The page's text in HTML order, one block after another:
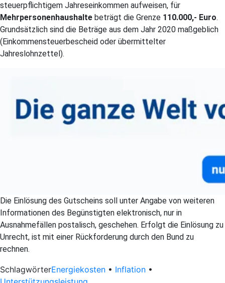
steuerpflichtigem Jahreseinkommen aufweisen, für
Mehrpersonenhaushalte beträgt die Grenze 110.000,- Euro.
Grundsätzlich sind die Beträge aus dem Jahr 2020 maßgeblich
(Einkommensteuerbescheid oder übermittelter
Jahreslohnzettel).
Die Einlösung des Gutscheins soll unter Angabe von weiteren
Informationen des Begünstigten elektronisch, nur in
Ausnahmefällen postalisch, geschehen. Erfolgt die Einlösung zu
Unrecht, ist mit einer Rückforderung durch den Bund zu
rechnen.
SchlagwörterEnergiekosten • Inflation •